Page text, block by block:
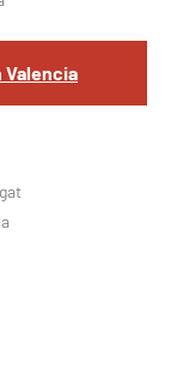
Valencia